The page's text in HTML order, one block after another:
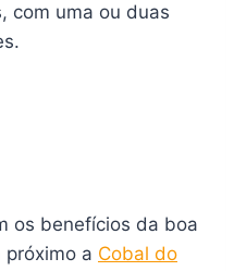
com uma ou duas
os benefícios da boa
próximo a Cobal do